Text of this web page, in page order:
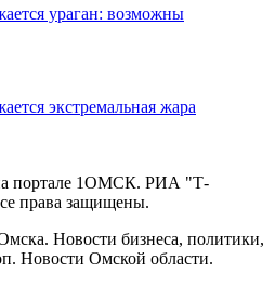
ураган: возможны
экстремальная жара
портале 1ОМСК. РИА "Т-
защищены.
Новости бизнеса, политики,
Новости Омской области.